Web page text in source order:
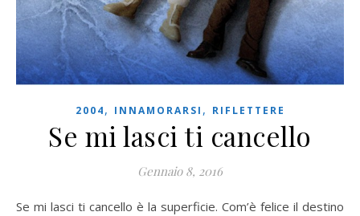
2004, INNAMORARSI , RIFLETTERE
Se mi lasci ti cancello
Gennaio 8, 2016
Se mi lasci ti cancello è la superficie. Com’è felice il destino